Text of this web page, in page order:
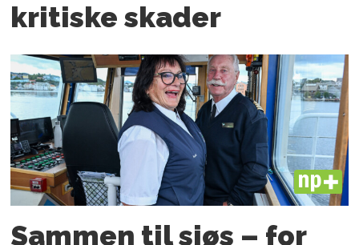
kritiske skader
PLUS
Sammen til sjøs – for